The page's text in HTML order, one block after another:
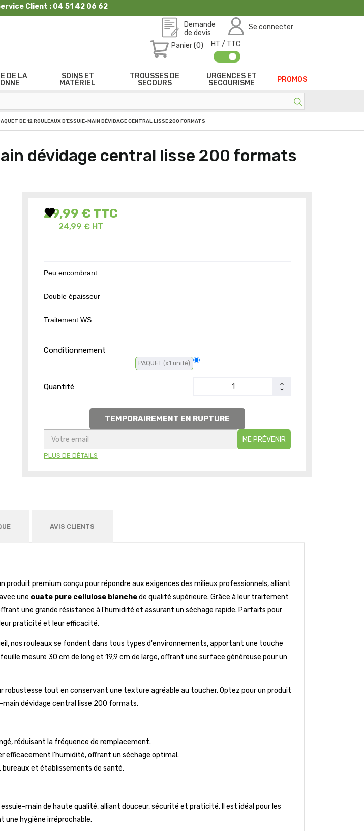
Client : 04 51 42 06 62
Demande
de devis
Se connecter
Panier (0) HT / TTC
DE LA
SOINS ET
MATÉRIEL
TROUSSES DE
SECOURS
URGENCES ET
SECOURISME
PROMOS
DE 12 ROULEAUX D'ESSUIE-MAIN DÉVIDAGE CENTRAL LISSE 200 FORMATS
dévidage central lisse 200 formats
29,99 € TTC
24,99 € HT
favorite
Peu encombrant
Double épaisseur
Traitement WS
Conditionnement
PAQUET (x1 unité)
Quantité
TEMPORAIREMENT EN RUPTURE
ME PRÉVENIR
PLUS DE DÉTAILS
AVIS CLIENTS
produit premium conçu pour répondre aux exigences des milieux professionnels, alliant
une ouate pure cellulose blanchede qualité supérieure. Grâce à leur traitement
une grande résistance à l'humidité et assurant un séchage rapide. Parfaits pour
praticité et leur efficacité.
nos rouleaux se fondent dans tous types d'environnements, apportant une touche
mesure 30 cm de long et 19,9 cm de large, offrant une surface généreuse pour un
robustesse tout en conservant une texture agréable au toucher. Optez pour un produit
dévidage central lisse 200 formats.
réduisant la fréquence de remplacement.
efficacement l'humidité, offrant un séchage optimal.
bureaux et établissements de santé.
main de haute qualité, alliant douceur, sécurité et praticité. Il est idéal pour les
hygiène irréprochable.